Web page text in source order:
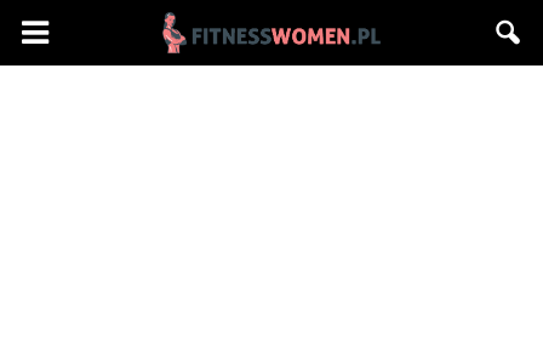
Fitnesswomen.pl